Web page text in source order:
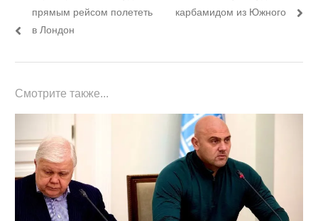
записям
прямым рейсом полететь
в Лондон
карбамидом из Южного
Смотрите также...